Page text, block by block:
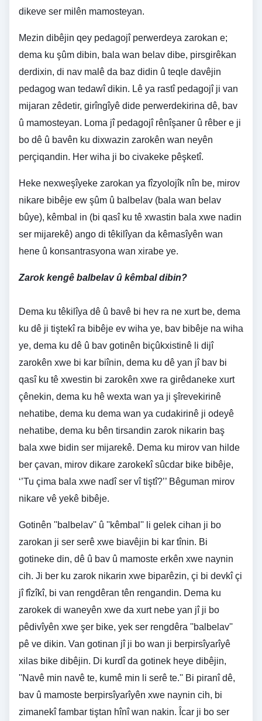
dikeve ser milên mamosteyan.
Mezin dibêjin qey pedagojî perwerdeya zarokan e;
dema ku şûm dibin, bala wan belav dibe, pirsgirêkan
derdixin, di nav malê da baz didin û teqle davêjin
pedagog wan tedawî dikin. Lê ya rastî pedagojî ji van
mijaran zêdetir, girîngîyê dide perwerdekirina dê, bav
û mamosteyan. Loma jî pedagojî rênîşaner û rêber e ji
bo dê û bavên ku dixwazin zarokên wan neyên
perçiqandin. Her wiha ji bo civakeke pêşketî.
Heke nexweşîyeke zarokan ya fîzyolojîk nîn be, mirov
nikare bibêje ew şûm û balbelav (bala wan belav
bûye), kêmbal in (bi qasî ku tê xwastin bala xwe nadin
ser mijarekê) ango di têkilîyan da kêmasîyên wan
hene û konsantrasyona wan xirabe ye.
Zarok kengê balbelav û kêmbal dibin?
Dema ku têkilîya dê û bavê bi hev ra ne xurt be, dema
ku dê ji tiştekî ra bibêje ev wiha ye, bav bibêje na wiha
ye, dema ku dê û bav gotinên biçûkxistinê li dijî
zarokên xwe bi kar biînin, dema ku dê yan jî bav bi
qasî ku tê xwestin bi zarokên xwe ra girêdaneke xurt
çênekin, dema ku hê wexta wan ya ji şîrevekirinê
nehatibe, dema ku dema wan ya cudakirinê ji odeyê
nehatibe, dema ku bên tirsandin zarok nikarin baş
bala xwe bidin ser mijarekê. Dema ku mirov van hilde
ber çavan, mirov dikare zarokekî sûcdar bike bibêje,
‘’Tu çima bala xwe nadî ser vî tiştî?’’ Bêguman mirov
nikare vê yekê bibêje.
Gotinên ''balbelav'' û ''kêmbal'' li gelek cihan ji bo
zarokan ji ser serê xwe biavêjin bi kar tînin. Bi
gotineke din, dê û bav û mamoste erkên xwe naynin
cih. Ji ber ku zarok nikarin xwe biparêzin, çi bi devkî çi
jî fîzîkî, bi van rengdêran tên rengandin. Dema ku
zarokek di waneyên xwe da xurt nebe yan jî ji bo
pêdivîyên xwe şer bike, yek ser rengdêra ''balbelav''
pê ve dikin. Van gotinan jî ji bo wan ji berpirsîyarîyê
xilas bike dibêjin. Di kurdî da gotinek heye dibêjin,
''Navê min navê te, kumê min li serê te.'' Bi piranî dê,
bav û mamoste berpirsîyarîyên xwe naynin cih, bi
zimanekî fambar tiştan hînî wan nakin. Îcar ji bo ser